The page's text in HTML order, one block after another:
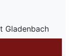
Gladenbach